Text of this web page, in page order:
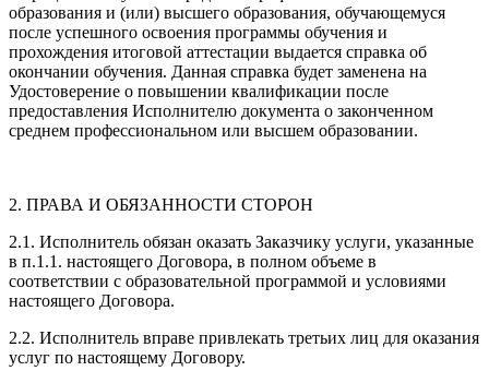
образования и (или) высшего образования, обучающемуся
после успешного освоения программы обучения и
прохождения итоговой аттестации выдается справка об
окончании обучения. Данная справка будет заменена на
Удостоверение о повышении квалификации после
предоставления Исполнителю документа о законченном
среднем профессиональном или высшем образовании.
2. ПРАВА И ОБЯЗАННОСТИ СТОРОН
2.1. Исполнитель обязан оказать Заказчику услуги, указанные
в п.1.1. настоящего Договора, в полном объеме в
соответствии с образовательной программой и условиями
настоящего Договора.
2.2. Исполнитель вправе привлекать третьих лиц для оказания
услуг по настоящему Договору.